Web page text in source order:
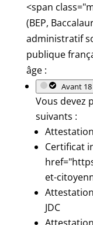
<span
(BEP,
administratif
publique
âge :
Avant
Vous devez
suivants :
Certificat
et-
JDC